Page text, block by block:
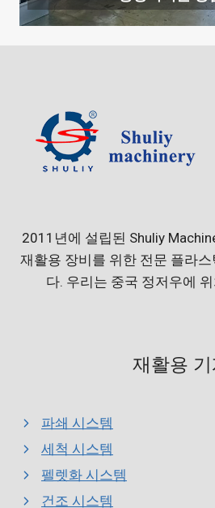
2011년에 설립된 Shuliy
재활용 장비를 위한 전문 플라
다. 우리는 중국 정저우에
재활용 기
파쇄 시스템
세척 시스템
펠렛화 시스템
건조 시스템